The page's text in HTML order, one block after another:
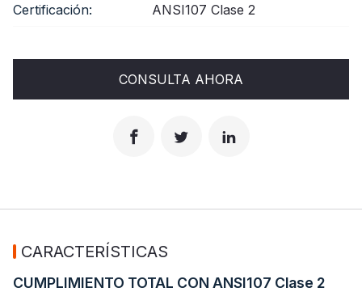
Certificación: ANSI107 Clase 2
CONSULTA AHORA
CARACTERÍSTICAS
CUMPLIMIENTO TOTAL CON ANSI107 Clase 2